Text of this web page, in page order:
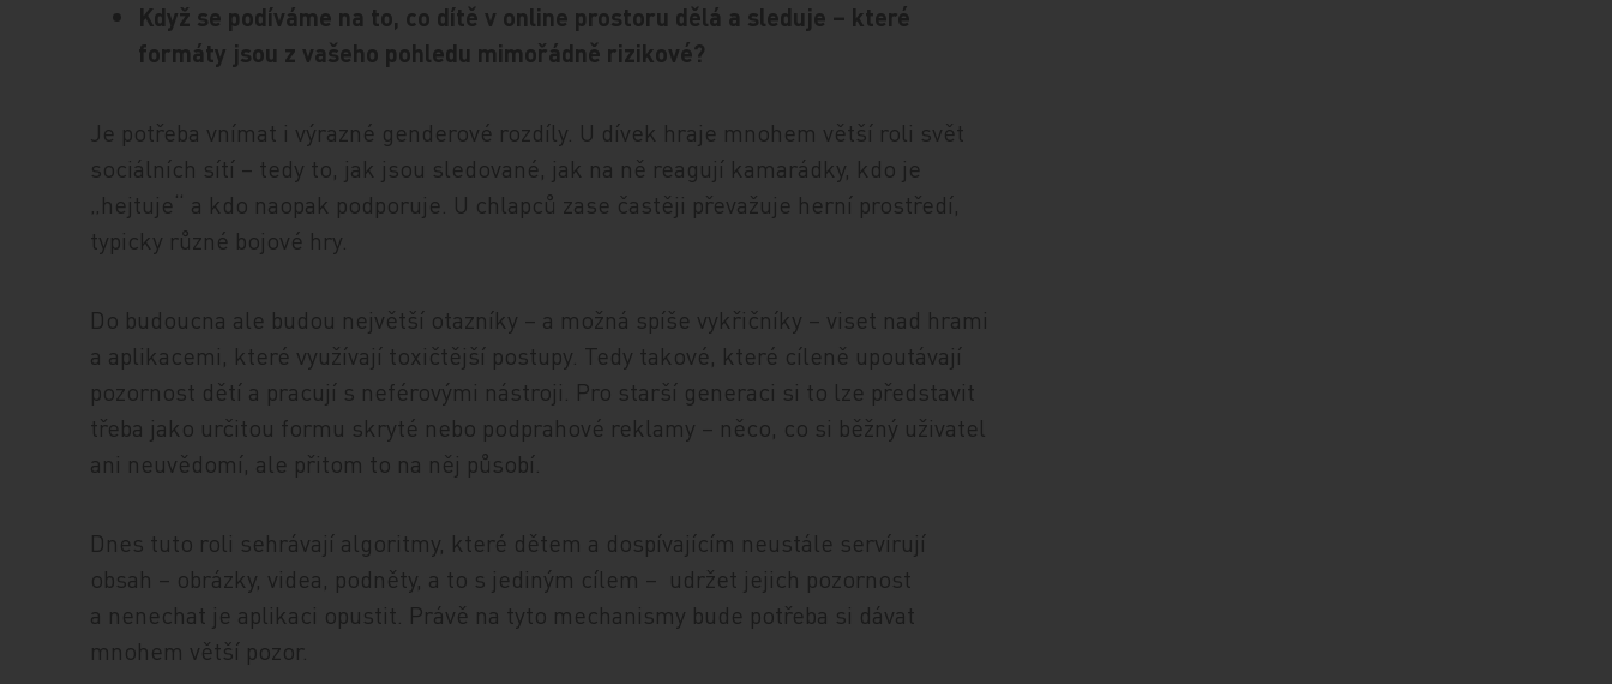
Když se podíváme na to, co dítě v online prostoru dělá a sleduje – které
formáty jsou z vašeho pohledu mimořádně rizikové?
Je potřeba vnímat i výrazné genderové rozdíly. U dívek hraje mnohem větší roli svět
sociálních sítí – tedy to, jak jsou sledované, jak na ně reagují kamarádky, kdo je
„hejtuje“ a kdo naopak podporuje. U chlapců zase častěji převažuje herní prostředí,
typicky různé bojové hry.
Do budoucna ale budou největší otazníky – a možná spíše vykřičníky – viset nad hrami
a aplikacemi, které využívají toxičtější postupy. Tedy takové, které cíleně upoutávají
pozornost dětí a pracují s neférovými nástroji. Pro starší generaci si to lze představit
třeba jako určitou formu skryté nebo podprahové reklamy – něco, co si běžný uživatel
ani neuvědomí, ale přitom to na něj působí.
Dnes tuto roli sehrávají algoritmy, které dětem a dospívajícím neustále servírují
obsah – obrázky, videa, podněty, a to s jediným cílem – udržet jejich pozornost
a nenechat je aplikaci opustit. Právě na tyto mechanismy bude potřeba si dávat
mnohem větší pozor.